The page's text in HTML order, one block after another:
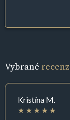
Vybrané
Kristína M.